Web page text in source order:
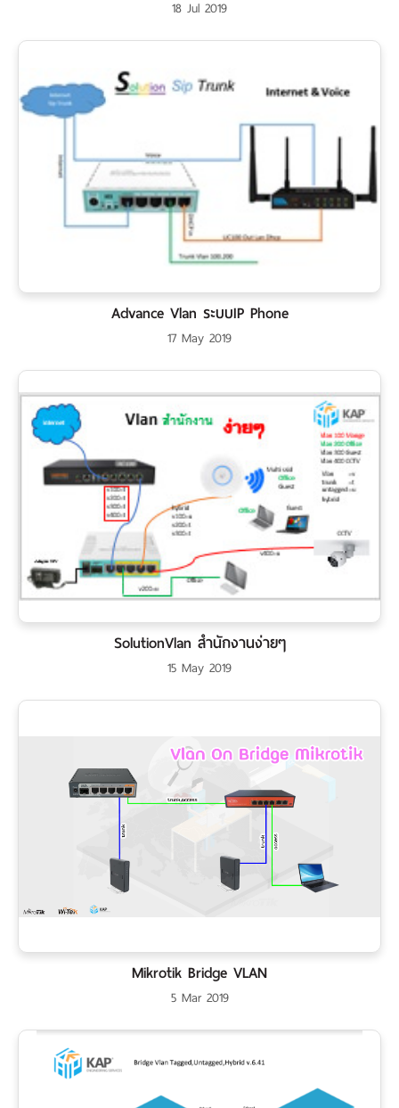
18 Jul 2019
Advance Vlan ระบบIP Phone
17 May 2019
SolutionVlan สำนักงานง่ายๆ
15 May 2019
Mikrotik Bridge VLAN
5 Mar 2019